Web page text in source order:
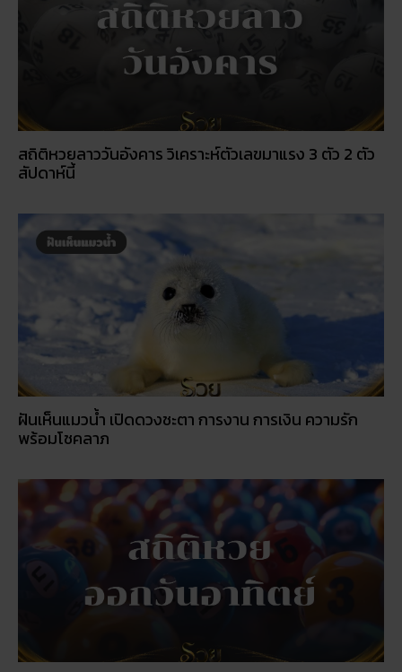
สถิติหวยลาววันอังคาร วิเคราะห์ตัวเลขมาแรง 3 ตัว 2 ตัว
สัปดาห์นี้
ฝันเห็นแมวน้ำ เปิดดวงชะตา การงาน การเงิน ความรัก
พร้อมโชคลาภ